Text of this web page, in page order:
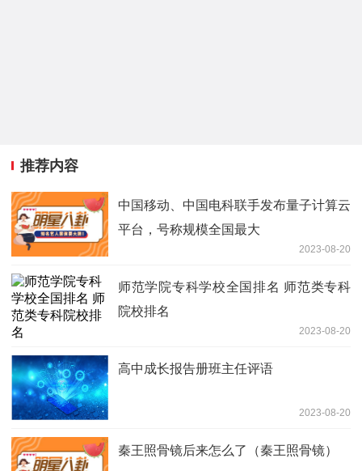
推荐内容
中国移动、中国电科联手发布量子计算云
平台，号称规模全国最大
2023-08-20
师范学院专科学校全国排名 师范类专科
院校排名
2023-08-20
高中成长报告册班主任评语
2023-08-20
秦王照骨镜后来怎么了（秦王照骨镜）